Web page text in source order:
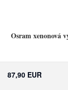
Osram xenonová
87,90 EUR